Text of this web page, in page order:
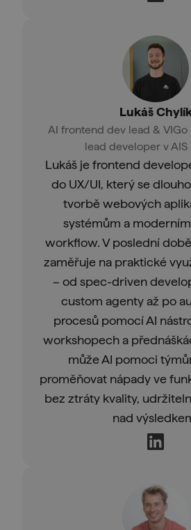
Lukáš
AI frontend dev lead & VIGo
lead developer v AIS
Lukáš je frontend
do UX/UI, který se
tvorbě webových
systémům a
workflow. V poslední
zaměřuje na praktické
– od spec-driven
custom agenty až po
procesů pomocí AI
workshopech a
může AI pomoci
proměňovat nápady ve
bez ztráty kvality,
nad